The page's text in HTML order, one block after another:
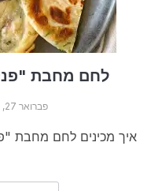
לחם מחבת
פברואר 27, 2022
איך מכינים לחם מחבת